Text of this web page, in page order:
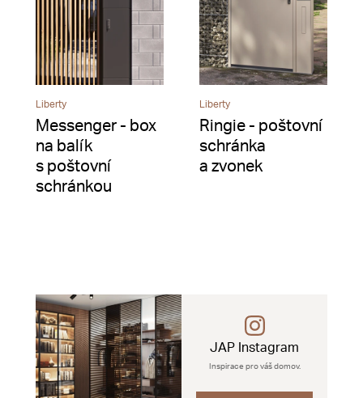
Liberty
Messenger - box
na balík
s poštovní
schránkou
Liberty
Ringie - poštovní
schránka
a zvonek
JAP Instagram
Inspirace pro váš domov.